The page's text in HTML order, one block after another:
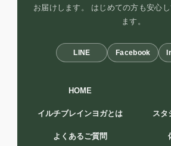
お届けします。 はじめての方も安心
ます。
LINE Facebook
HOME
イルチブレインヨガとは スタ
よくあるご質問